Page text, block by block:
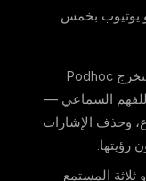
يوتيوب بخمس
يستخرج Podhoc
للفهم السماعي —
وحذف الإشارات
رؤيتها.
ثلاثة المستمع